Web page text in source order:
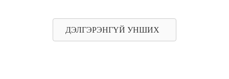
ДЭЛГЭРЭНГҮЙ УНШИХ